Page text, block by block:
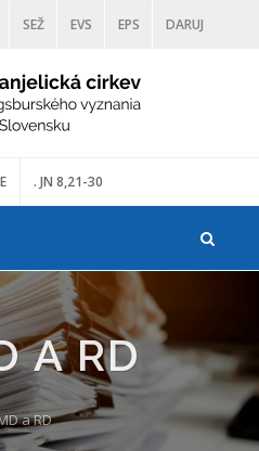
SEŽ EVS EPS DARUJ
TRANOSCIUS
. JN 8,21-30
A RD
a RD